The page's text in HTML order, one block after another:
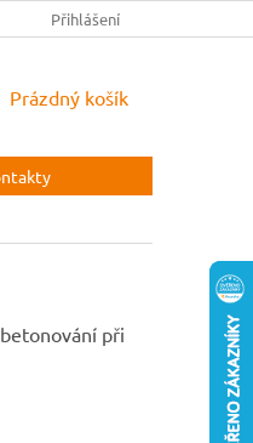
Přihlášení
NÁKUPNÍ
Prázdný košík
při